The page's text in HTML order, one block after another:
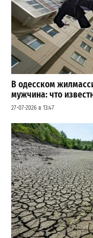
В одесском
мужчина: что
27-07-2026 в 13:47